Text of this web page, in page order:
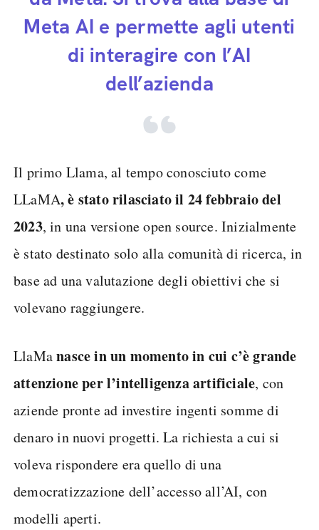
Meta AI e permette agli utenti
di interagire con l’AI
dell’azienda
Il primo Llama, al tempo conosciuto come
LLaMA, è stato rilasciato il 24 febbraio del
2023, in una versione open source. Inizialmente
è stato destinato solo alla comunità di ricerca, in
base ad una valutazione degli obiettivi che si
volevano raggiungere.
LlaManasce in un momento in cui c’è grande
attenzione per l’intelligenza artificiale, con
aziende pronte ad investire ingenti somme di
denaro in nuovi progetti. La richiesta a cui si
voleva rispondere era quello di una
democratizzazione dell’accesso all’AI, con
modelli aperti.